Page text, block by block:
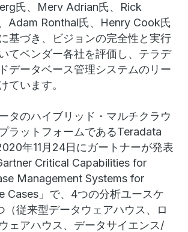
氏、Merv Adrian氏、Rick
Adam Ronthal氏、Henry Cook氏
基づき、ビジョンの完全性と実行
てベンダー各社を評価し、テラデ
データベース管理システムのリー
ています。
タのハイブリッド・マルチクラウ
ラットフォームであるTeradata
年11月24日にガートナーが発表
Critical Capabilities for
Management Systems for
Cases」で、4つの分析ユースケ
（従来型データウェアハウス、ロ
ェアハウス、データサイエンス/